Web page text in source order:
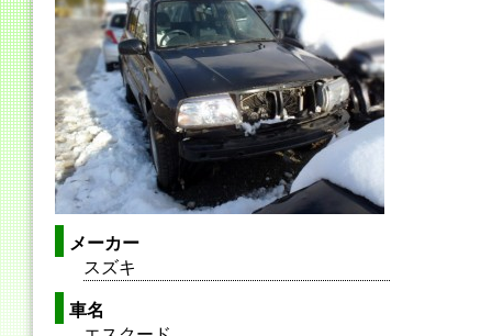
メーカー
スズキ
車名